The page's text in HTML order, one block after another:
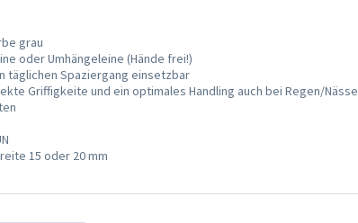
grau
oder Umhängeleine (Hände frei!)
täglichen Spaziergang einsetzbar
Griffigkeite und ein optimales Handling auch bei Regen/Nässe
15 oder 20 mm